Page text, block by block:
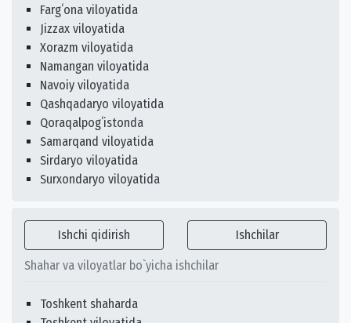
Fargʻona viloyatida
Jizzax viloyatida
Xorazm viloyatida
Namangan viloyatida
Navoiy viloyatida
Qashqadaryo viloyatida
Qoraqalpogʻistonda
Samarqand viloyatida
Sirdaryo viloyatida
Surxondaryo viloyatida
Ishchi qidirish Ishchilar
Shahar va viloyatlar bo`yicha ishchilar
Toshkent shaharda